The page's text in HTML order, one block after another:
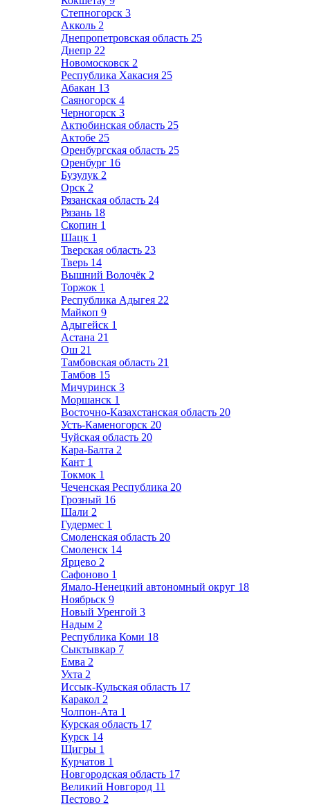
Степногорск 3
Акколь 2
Днепропетровская область 25
Днепр 22
Новомосковск 2
Республика Хакасия 25
Абакан 13
Саяногорск 4
Черногорск 3
Актюбинская область 25
Актобе 25
Оренбургская область 25
Оренбург 16
Бузулук 2
Орск 2
Рязанская область 24
Рязань 18
Скопин 1
Шацк 1
Тверская область 23
Тверь 14
Вышний Волочёк 2
Торжок 1
Республика Адыгея 22
Майкоп 9
Адыгейск 1
Астана 21
Ош 21
Тамбовская область 21
Тамбов 15
Мичуринск 3
Моршанск 1
Восточно-Казахстанская область 20
Усть-Каменогорск 20
Чуйская область 20
Кара-Балта 2
Кант 1
Токмок 1
Чеченская Республика 20
Грозный 16
Шали 2
Гудермес 1
Смоленская область 20
Смоленск 14
Ярцево 2
Сафоново 1
Ямало-Ненецкий автономный округ 18
Ноябрьск 9
Новый Уренгой 3
Надым 2
Республика Коми 18
Сыктывкар 7
Емва 2
Ухта 2
Иссык-Кульская область 17
Каракол 2
Чолпон-Ата 1
Курская область 17
Курск 14
Щигры 1
Курчатов 1
Новгородская область 17
Великий Новгород 11
Пестово 2